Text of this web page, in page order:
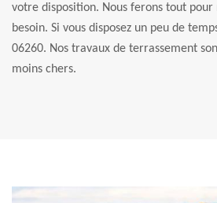
votre disposition. Nous ferons tout
besoin. Si vous disposez un peu de
06260. Nos travaux de terrassement
moins chers.